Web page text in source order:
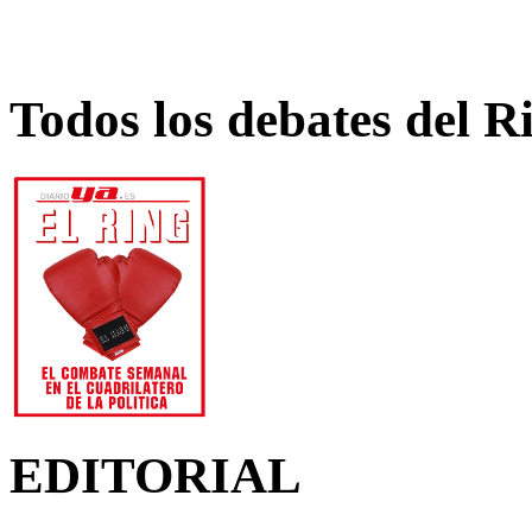
Todos los debates del
EDITORIAL